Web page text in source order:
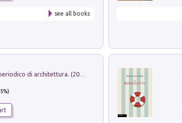
see all books
Dromos. Libro periodico di architettura. (2026). Vol. 15: Post-model